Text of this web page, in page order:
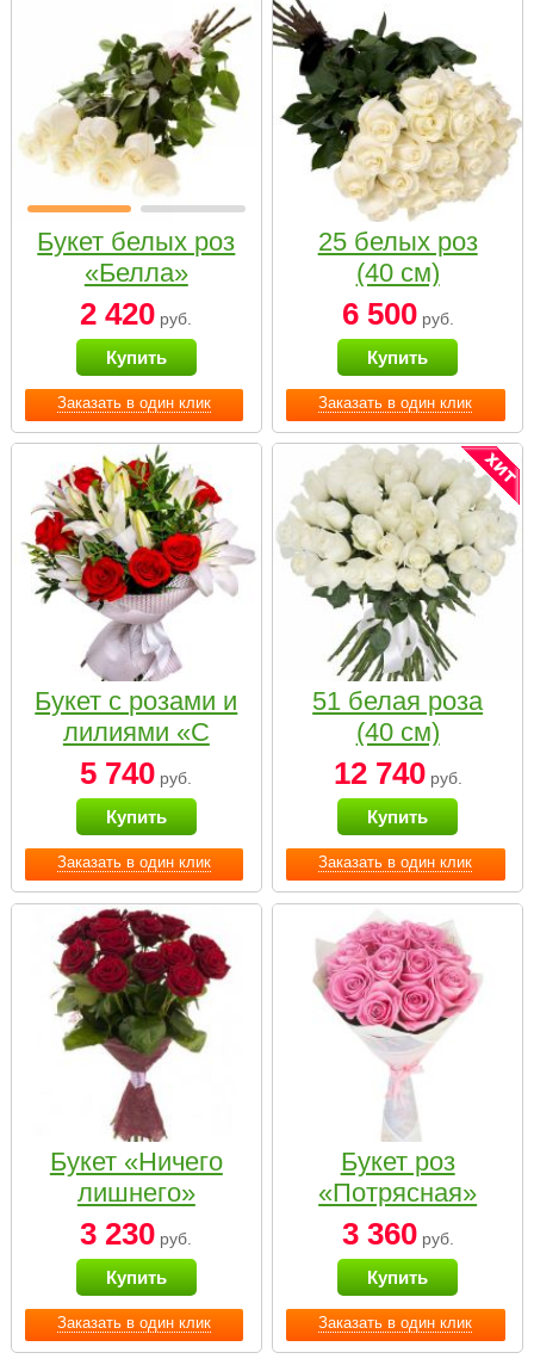
Заказать в один клик
Букет белых роз
«Белла»
2 420 руб.
Купить
Заказать в один клик
25 белых роз
(40 см)
6 500руб.
Купить
Заказать в один клик
Букет с розами и
лилиями «С
наилучшими
пожеланиями»
5 740 руб.
Купить
Заказать в один клик
51 белая роза
(40 см)
12 740руб.
Купить
Заказать в один клик
Букет «Ничего
лишнего»
3 230 руб.
Купить
Заказать в один клик
Букет роз
«Потрясная»
3 360руб.
Купить